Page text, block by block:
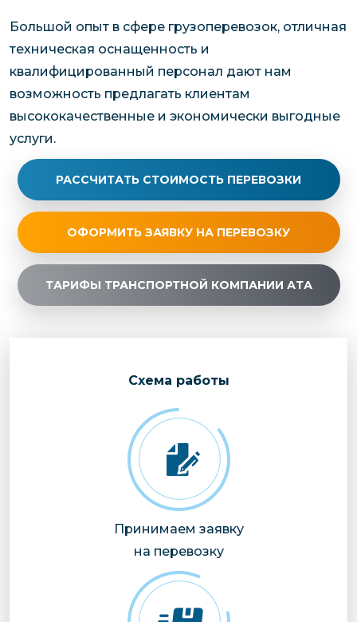
Большой опыт в сфере грузоперевозок, отличная
техническая оснащенность и
квалифицированный персонал дают нам
возможность предлагать клиентам
высококачественные и экономически выгодные
услуги.
РАССЧИТАТЬ СТОИМОСТЬ ПЕРЕВОЗКИ
ОФОРМИТЬ ЗАЯВКУ НА ПЕРЕВОЗКУ
ТАРИФЫ ТРАНСПОРТНОЙ КОМПАНИИ АТА
Cхема работы
Принимаем заявку
на перевозку